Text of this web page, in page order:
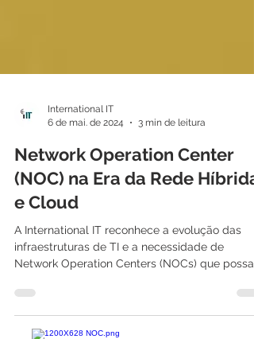
6 de mai. de 2024
3 min de leitura
Network Operation Center
(NOC) na Era da Rede Híbrida
e Cloud
A International IT reconhece a evolução das
Network Operation Centers (NOCs) que
fornecer...